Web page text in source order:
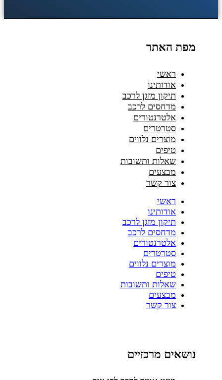
מפת האתר
ראשי
אודותינו
תיקון מזגן לרכב
מדחסים לרכב
אלטרנטורים
סטרטרים
מוצרים נלווים
טיפים
שאלות ותשובות
מבצעים
צור קשר
ראשי
אודותינו
תיקון מזגן לרכב
מדחסים לרכב
אלטרנטורים
סטרטרים
מוצרים נלווים
טיפים
שאלות ותשובות
מבצעים
צור קשר
נושאים מרכזיים